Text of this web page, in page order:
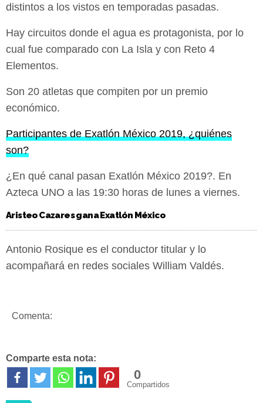
distintos a los vistos en temporadas pasadas.
Hay circuitos donde el agua es protagonista, por lo
cual fue comparado con La Isla y con Reto 4
Elementos.
Son 20 atletas que compiten por un premio
económico.
Participantes de Exatlón México 2019, ¿quiénes
son?
¿En qué canal pasan Exatlón México 2019?. En
Azteca UNO a las 19:30 horas de lunes a viernes.
Aristeo Cazares gana Exatlón México
Antonio Rosique es el conductor titular y lo
acompañará en redes sociales William Valdés.
Comenta:
Comparte esta nota:
0
Compartidos